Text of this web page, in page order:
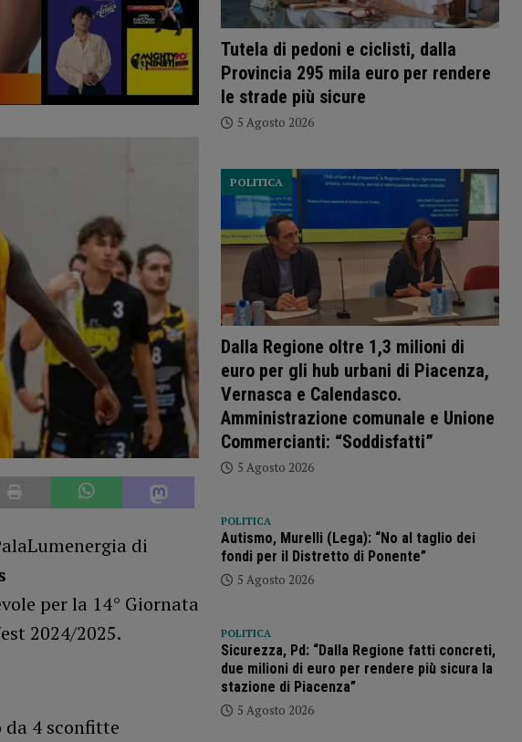
di
per la 14° Giornata
2024/2025.
da 4 sconfitte
Tutela di pedoni e ciclisti, dalla
Provincia 295 mila euro per rendere
le strade più sicure
5 Agosto 2026
Dalla Regione oltre 1,3 milioni di
euro per gli hub urbani di Piacenza,
Vernasca e Calendasco.
Amministrazione comunale e Unione
Commercianti: “Soddisfatti”
POLITICA
5 Agosto 2026
POLITICA
Autismo, Murelli (Lega): “No al taglio dei
fondi per il Distretto di Ponente”
5 Agosto 2026
POLITICA
Sicurezza, Pd: “Dalla Regione fatti concreti,
due milioni di euro per rendere più sicura la
stazione di Piacenza”
5 Agosto 2026